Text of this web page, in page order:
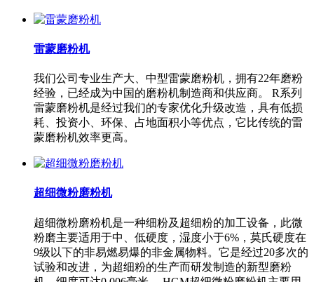
雷蒙磨粉机
我们公司专业生产大、中型雷蒙磨粉机，拥有22年磨粉
经验，已经成为中国的磨粉机制造商和供应商。 R系列
雷蒙磨粉机是经过我们的专家优化升级改造，具有低损
耗、投资小、环保、占地面积小等优点，它比传统的雷
蒙磨粉机效率更高。
超细微粉磨粉机
超细微粉磨粉机是一种细粉及超细粉的加工设备，此微
粉磨主要适用于中、低硬度，湿度小于6%，莫氏硬度在
9级以下的非易燃易爆的非金属物料。它是经过20多次的
试验和改进，为超细粉的生产而研发制造的新型磨粉